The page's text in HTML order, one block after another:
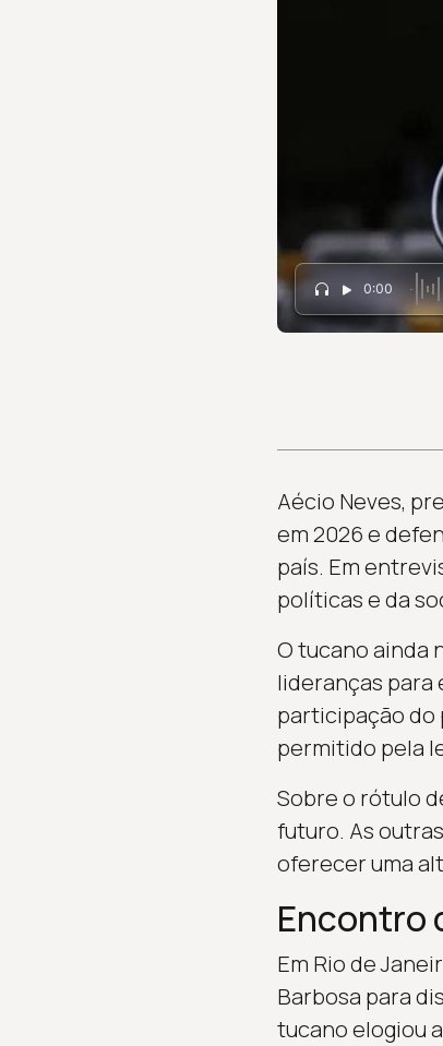
0:00
Aécio Neves,
em 2026 e
país. Em
políticas e da
O tucano ainda
lideranças para
participação do
permitido pela
Sobre o rótulo
futuro. As
oferecer uma
Encontro
Em Rio de
Barbosa para
tucano elogiou